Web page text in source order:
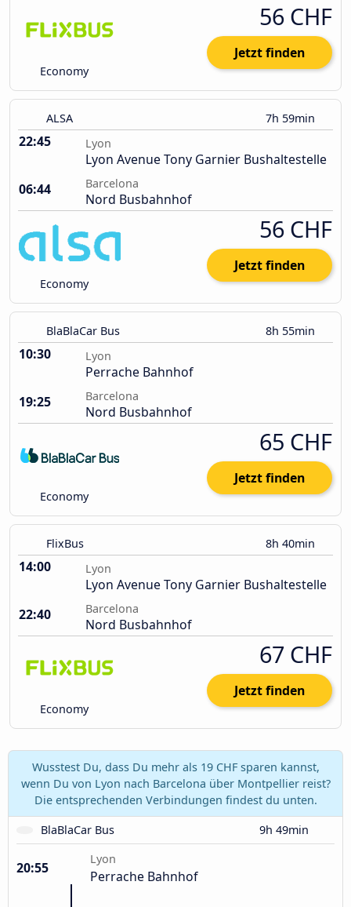
Economy
56 CHF
Jetzt finden
ALSA 7h 59min
22:45 Lyon
Lyon Avenue Tony Garnier Bushaltestelle
06:44
Barcelona
Nord Busbahnhof
Economy
56 CHF
Jetzt finden
BlaBlaCar Bus 8h 55min
10:30 Lyon
Perrache Bahnhof
19:25
Barcelona
Nord Busbahnhof
Economy
65 CHF
Jetzt finden
FlixBus 8h 40min
14:00 Lyon
Lyon Avenue Tony Garnier Bushaltestelle
22:40
Barcelona
Nord Busbahnhof
Economy
67 CHF
Jetzt finden
Wusstest Du, dass Du mehr als 19 CHF sparen kannst,
wenn Du von Lyon nach Barcelona über Montpellier reist?
Die entsprechenden Verbindungen findest du unten.
BlaBlaCar Bus
9h 49min
20:55
Lyon
Perrache Bahnhof